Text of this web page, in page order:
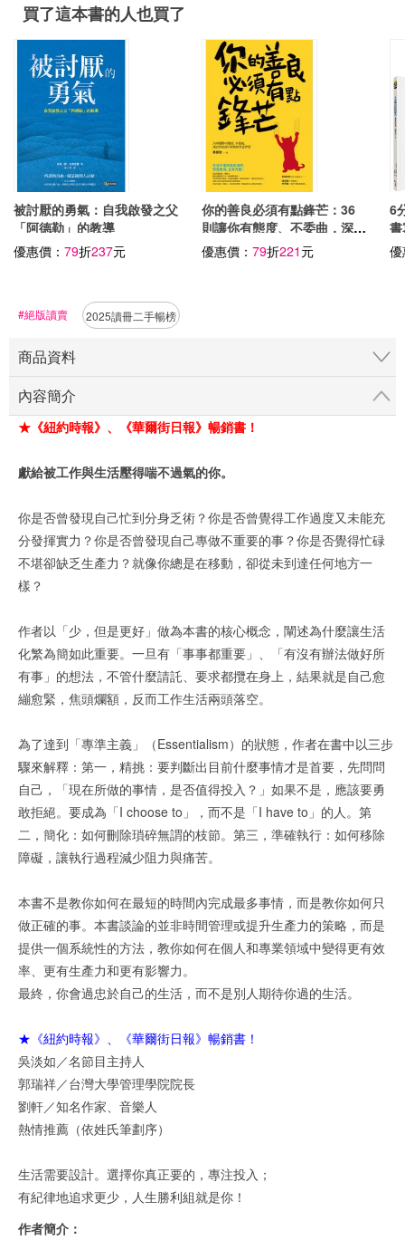
買了這本書的人也買了
被討厭的勇氣：自我啟發之父
「阿德勒」的教導
優惠價： 79折237元
你的善良必須有點鋒芒：36
則讓你有態度、不委曲，深諳
世故卻不世故的世道智慧
優惠價：79折221 元
6
#絕版讀賣 2025讀冊二手暢榜
商品資料
內容簡介
★《紐約時報》、《華爾街日報》暢銷書！
獻給被工作與生活壓得喘不過氣的你。
你是否曾發現自己忙到分身乏術？你是否曾覺得工作過度又未能充
分發揮實力？你是否曾發現自己專做不重要的事？你是否覺得忙碌
不堪卻缺乏生產力？就像你總是在移動，卻從未到達任何地方一
樣？
作者以「少，但是更好」做為本書的核心概念，闡述為什麼讓生活
化繁為簡如此重要。一旦有「事事都重要」、「有沒有辦法做好所
有事」的想法，不管什麼請託、要求都攬在身上，結果就是自己愈
繃愈緊，焦頭爛額，反而工作生活兩頭落空。
為了達到「專準主義」（Essentialism）的狀態，作者在書中以三步
驟來解釋：第一，精挑：要判斷出目前什麼事情才是首要，先問問
自己，「現在所做的事情，是否值得投入？」如果不是，應該要勇
敢拒絕。要成為「I choose to」，而不是「I have to」的人。第
二，簡化：如何刪除瑣碎無謂的枝節。第三，準確執行：如何移除
障礙，讓執行過程減少阻力與痛苦。
本書不是教你如何在最短的時間內完成最多事情，而是教你如何只
做正確的事。本書談論的並非時間管理或提升生產力的策略，而是
提供一個系統性的方法，教你如何在個人和專業領域中變得更有效
率、更有生產力和更有影響力。
最終，你會過忠於自己的生活，而不是別人期待你過的生活。
★《紐約時報》、《華爾街日報》暢銷書！
吳淡如／名節目主持人
郭瑞祥／台灣大學管理學院院長
劉軒／知名作家、音樂人
熱情推薦（依姓氏筆劃序）
生活需要設計。選擇你真正要的，專注投入；
有紀律地追求更少，人生勝利組就是你！
作者簡介：